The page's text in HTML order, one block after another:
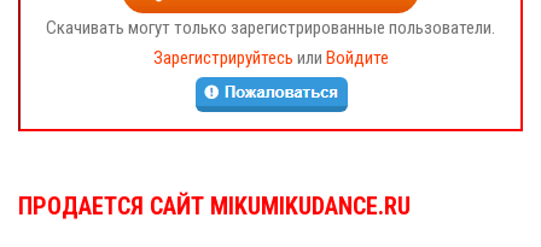
Скачивать могут только зарегистрированные пользователи.
Зарегистрируйтесь или Войдите
ПРОДАЕТСЯ САЙТ MIKUMIKUDANCE.RU